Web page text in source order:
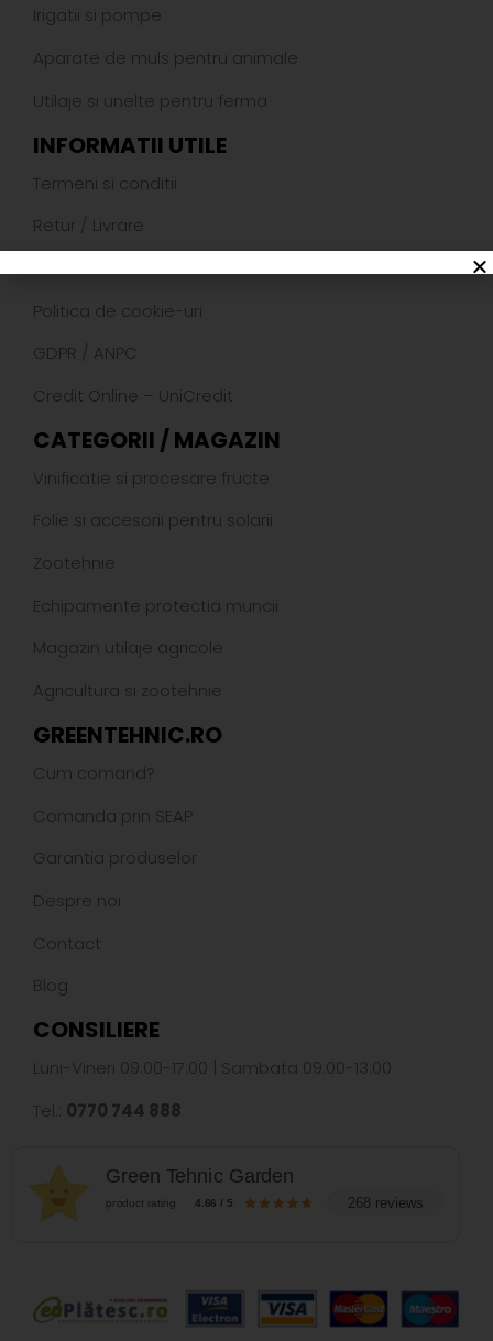
Irigatii si pompe
Aparate de muls pentru animale
Utilaje si unelte pentru ferma
INFORMATII UTILE
Termeni si conditii
Retur / Livrare
Politica de cookie-uri
GDPR / ANPC
Credit Online – UniCredit
CATEGORII / MAGAZIN
Vinificatie si procesare fructe
Folie si accesorii pentru solarii
Zootehnie
Echipamente protectia muncii
Magazin utilaje agricole
Agricultura si zootehnie
GREENTEHNIC.RO
Cum comand?
Comanda prin SEAP
Garantia produselor
Despre noi
Contact
Blog
CONSILIERE
Luni-Vineri 09:00-17:00 | Sambata 09:00-13:00
Tel.: 0770 744 888
Green Tehnic Garden
product rating 4.66 / 5 268 reviews